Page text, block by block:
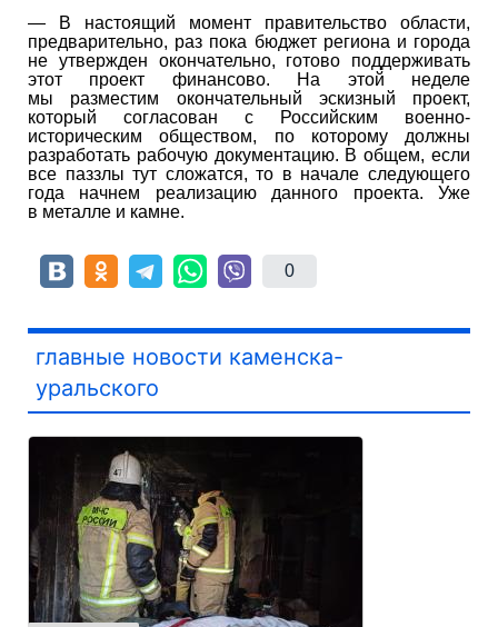
— В настоящий момент правительство области,
предварительно, раз пока бюджет региона и города
не утвержден окончательно, готово поддерживать
этот проект финансово. На этой неделе
мы разместим окончательный эскизный проект,
который согласован с Российским военно-
историческим обществом, по которому должны
разработать рабочую документацию. В общем, если
все паззлы тут сложатся, то в начале следующего
года начнем реализацию данного проекта. Уже
в металле и камне.
0
главные новости каменска-
уральского